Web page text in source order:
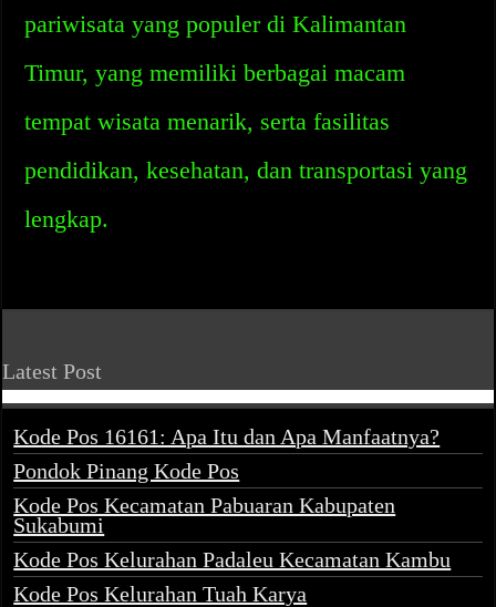
pariwisata yang populer di Kalimantan
Timur, yang memiliki berbagai macam
tempat wisata menarik, serta fasilitas
pendidikan, kesehatan, dan transportasi yang
lengkap.
Latest Post
Kode Pos 16161: Apa Itu dan Apa Manfaatnya?
Pondok Pinang Kode Pos
Kode Pos Kecamatan Pabuaran Kabupaten
Sukabumi
Kode Pos Kelurahan Padaleu Kecamatan Kambu
Kode Pos Kelurahan Tuah Karya